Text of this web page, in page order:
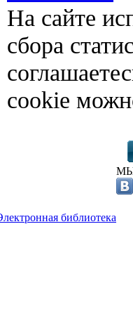
На сайте
сбора
cookie
библиотека